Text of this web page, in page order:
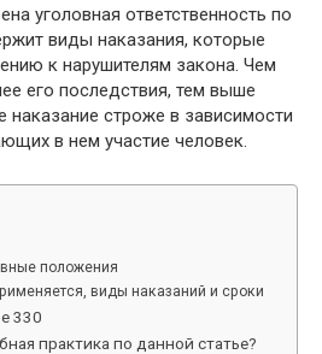
уголовная ответственность по
виды наказания, которые
к нарушителям закона. Чем
его последствия, тем выше
наказание строже в зависимости
в нем участие человек.
положения
виды наказаний и сроки
330
практика по данной статье?